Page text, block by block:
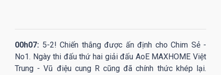
00h07: 5-2! Chiến thắng được ấn định cho Chim Sẻ -
No1. Ngày thi đấu thứ hai giải đấu AoE MAXHOME Việt
Trung - Vũ điệu cung R cũng đã chính thức khép lại.